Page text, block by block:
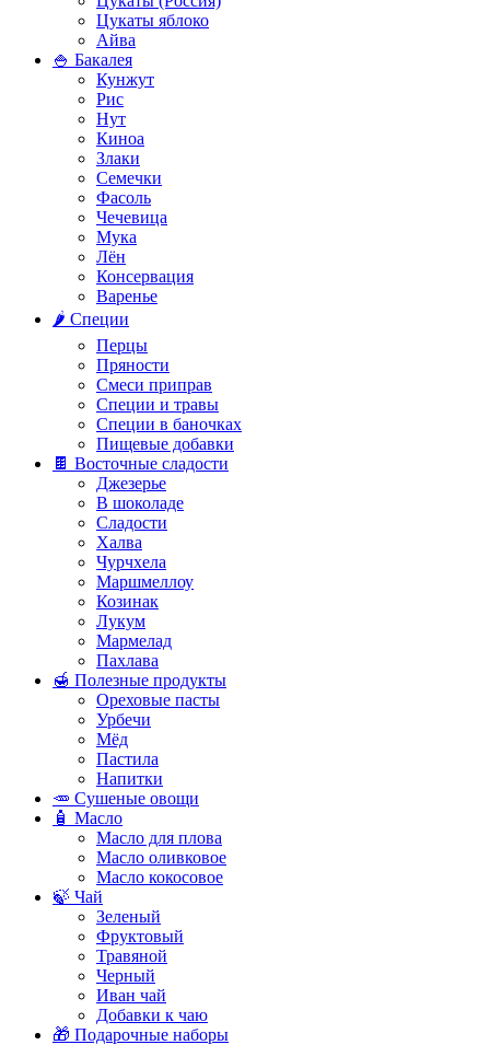
Цукаты яблоко
Айва
🍚 Бакалея
Кунжут
Рис
Нут
Киноа
Злаки
Семечки
Фасоль
Чечевица
Мука
Лён
Консервация
Варенье
🌶️ Специи
Перцы
Пряности
Смеси приправ
Специи и травы
Специи в баночках
Пищевые добавки
🍫 Восточные сладости
Джезерье
В шоколаде
Сладости
Халва
Чурчхела
Маршмеллоу
Козинак
Лукум
Мармелад
Пахлава
🍯 Полезные продукты
Ореховые пасты
Урбечи
Мёд
Пастила
Напитки
🥕 Сушеные овощи
🧴 Масло
Масло для плова
Масло оливковое
Масло кокосовое
🍃 Чай
Зеленый
Фруктовый
Травяной
Черный
Иван чай
Добавки к чаю
🎁 Подарочные наборы